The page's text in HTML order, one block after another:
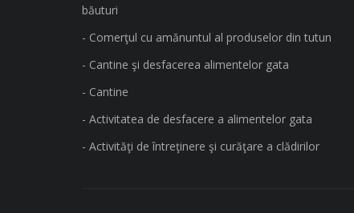
băuturi
- Comerţul cu amănuntul al produselor din tutun
- Cantine şi desfacerea alimentelor gata
- Cantine
- Activitatea de desfacere a alimentelor gata
- Activităţi de întreţinere şi curăţare a clădirilor